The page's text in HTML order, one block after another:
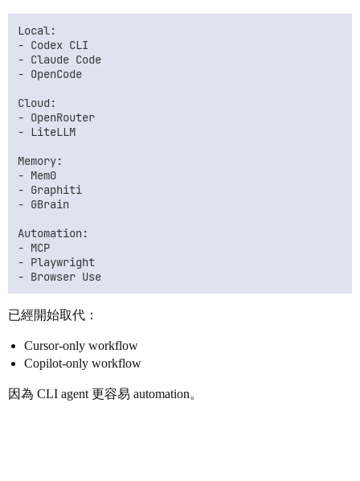
Local:
- Codex CLI
- Claude Code
- OpenCode
Cloud:
- OpenRouter
- LiteLLM
Memory:
- Mem0
- Graphiti
- GBrain
Automation:
- MCP
- Playwright
已經開始取代：
Cursor-only workflow
Copilot-only workflow
因為 CLI agent 更容易 automation。